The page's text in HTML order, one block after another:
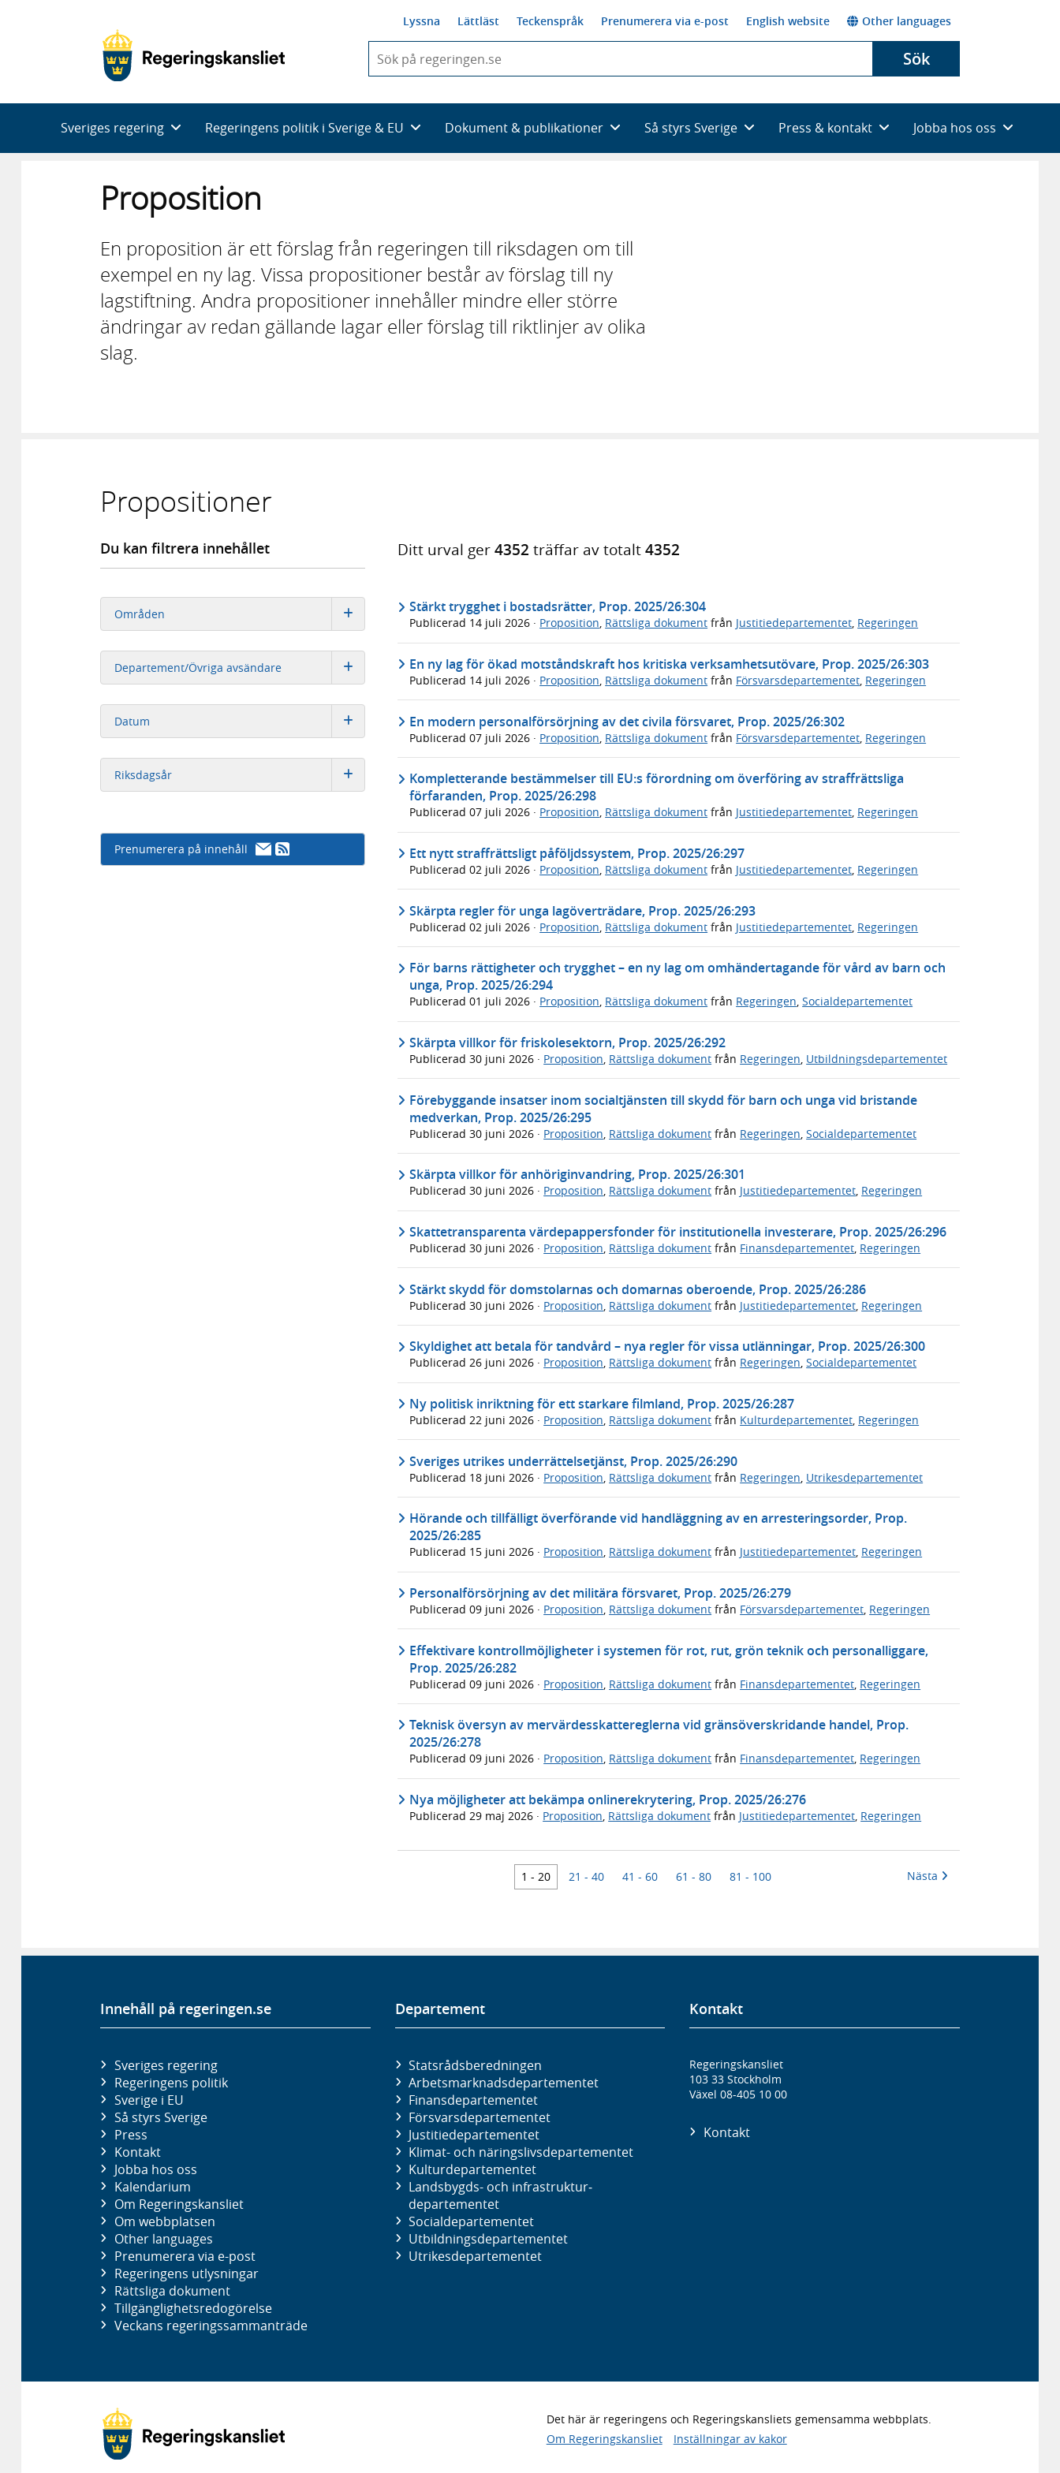
Lyssna Lättläst Teckenspråk Prenumerera via e-post English website Other languages
du
skriva
framträder
en
Sök
Sveriges regering Regeringens politik i Sverige & EU Dokument & publikationer Så styrs Sverige Press & kontakt Jobba hos oss
Proposition
En proposition är ett förslag från regeringen till riksdagen om till
exempel en ny lag. Vissa propositioner består av förslag till ny
lagstiftning. Andra propositioner innehåller mindre eller större
ändringar av redan gällande lagar eller förslag till riktlinjer av olika
slag.
Propositioner
Du kan filtrera innehållet
Områden
Departement/Övriga avsändare
Datum
Riksdagsår
Prenumerera på innehåll
Ditt urval ger4352 träffar av totalt4352
Stärkt trygghet i bostadsrätter, Prop. 2025/26:304
Publicerad 14 juli 2026 · Proposition, Rättsliga dokument från Justitiedepartementet, Regeringen
En ny lag för ökad motståndskraft hos kritiska verksamhetsutövare, Prop. 2025/26:303
Publicerad 14 juli 2026 · Proposition, Rättsliga dokument från Försvarsdepartementet, Regeringen
En modern personalförsörjning av det civila försvaret, Prop. 2025/26:302
Publicerad07 juli 2026 · Proposition Rättsliga dokument från Försvarsdepartementet Regeringen
Kompletterande bestämmelser till EU:s förordning om överföring av straffrättsliga
förfaranden, Prop. 2025/26:298
Publicerad07 juli 2026 · Proposition, Rättsliga dokument från Justitiedepartementet, Regeringen
Ett nytt straffrättsligt påföljdssystem, Prop. 2025/26:297
Publicerad02 juli 2026 · Proposition, Rättsliga dokument från Justitiedepartementet, Regeringen
Skärpta regler för unga lagöverträdare, Prop. 2025/26:293
Publicerad02 juli 2026 · Proposition Rättsliga dokument från Justitiedepartementet Regeringen
För barns rättigheter och trygghet – en ny lag om omhändertagande för vård av barn och
unga, Prop. 2025/26:294
Publicerad01 juli 2026 · Proposition, Rättsliga dokument från Regeringen,Socialdepartementet
Skärpta villkor för friskolesektorn, Prop. 2025/26:292
Publicerad30 juni 2026 · Proposition, Rättsliga dokument från Regeringen, Utbildningsdepartementet
Förebyggande insatser inom socialtjänsten till skydd för barn och unga vid bristande
medverkan, Prop. 2025/26:295
Publicerad30 juni 2026 · Proposition Rättsliga dokument från Regeringen ,Socialdepartementet
Skärpta villkor för anhöriginvandring, Prop. 2025/26:301
Publicerad30 juni 2026 · Proposition, Rättsliga dokument från Justitiedepartementet, Regeringen
Skattetransparenta värdepappersfonder för institutionella investerare, Prop. 2025/26:296
Publicerad30 juni 2026 · Proposition, Rättsliga dokument från Finansdepartementet, Regeringen
Stärkt skydd för domstolarnas och domarnas oberoende, Prop. 2025/26:286
Publicerad30 juni 2026 · Proposition Rättsliga dokument från Justitiedepartementet Regeringen
Skyldighet att betala för tandvård – nya regler för vissa utlänningar, Prop. 2025/26:300
Publicerad26 juni 2026 · Proposition, Rättsliga dokument från Regeringen,Socialdepartementet
Ny politisk inriktning för ett starkare filmland, Prop. 2025/26:287
Publicerad22 juni 2026 · Proposition, Rättsliga dokument från Kulturdepartementet, Regeringen
Sveriges utrikes underrättelsetjänst, Prop. 2025/26:290
Publicerad 18 juni 2026 · Proposition Rättsliga dokument från Regeringen Utrikesdepartementet
Hörande och tillfälligt överförande vid handläggning av en arresteringsorder, Prop.
2025/26:285
Publicerad 15 juni 2026 · Proposition, Rättsliga dokument från Justitiedepartementet, Regeringen
Personalförsörjning av det militära försvaret, Prop. 2025/26:279
Publicerad09 juni 2026 · Proposition, Rättsliga dokument från Försvarsdepartementet, Regeringen
Effektivare kontrollmöjligheter i systemen för rot, rut, grön teknik och personalliggare,
Prop. 2025/26:282
Publicerad09 juni 2026 · Proposition Rättsliga dokument från Finansdepartementet Regeringen
Teknisk översyn av mervärdesskattereglerna vid gränsöverskridande handel, Prop.
2025/26:278
Publicerad09 juni 2026 · Proposition, Rättsliga dokument från Finansdepartementet, Regeringen
Nya möjligheter att bekämpa onlinerekrytering, Prop. 2025/26:276
Publicerad29 maj 2026 · Proposition, Rättsliga dokument från Justitiedepartementet, Regeringen
1 - 20 21 - 40 41 - 60 61 - 80 81 - 100 Nästa
Innehåll på regeringen.se
Sveriges regering
Regeringens politik
Sverige i EU
Så styrs Sverige
Press
Kontakt
Jobba hos oss
Kalendarium
Om Regeringskansliet
Om webbplatsen
Other languages
Prenumerera via e-post
Regeringens utlysningar
Rättsliga dokument
Tillgänglighetsredogörelse
Veckans regeringssammanträde
Departement
Statsrådsberedningen
Arbetsmarknads­departementet
Finans­departementet
Försvars­departementet
Justitie­departementet
Klimat- och näringslivs­departementet
Kultur­departementet
Landsbygds- och infrastruktur­
departementet
Social­departementet
Utbildnings­departementet
Utrikes­departementet
Kontakt
Regeringskansliet
103 33 Stockholm
Växel 08-405 10 00
Kontakt
Det här är regeringens och Regeringskansliets gemensamma webbplats.
Om Regeringskansliet
Inställningar av kakor